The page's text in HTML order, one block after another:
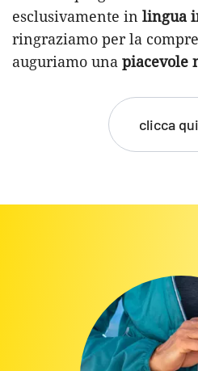
esclusivamente in lingua
ringraziamo per la
auguriamo una piacevole
clicca